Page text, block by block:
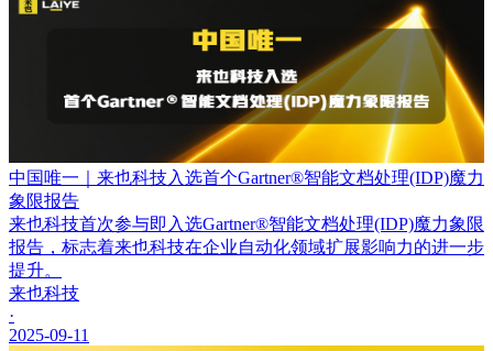
中国唯一｜来也科技入选首个Gartner®智能文档处理(IDP)魔力
象限报告
来也科技首次参与即入选Gartner®智能文档处理(IDP)魔力象限
报告，标志着来也科技在企业自动化领域扩展影响力的进一步
提升。
来也科技
·
2025-09-11